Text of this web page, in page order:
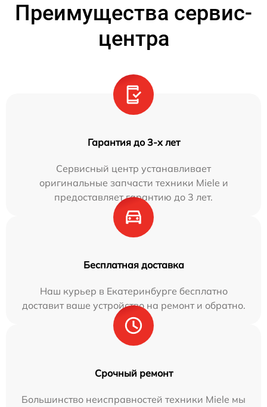
Преимущества сервис-
центра
Гарантия до 3-х лет
Сервисный центр устанавливает
оригинальные запчасти техники Miele и
предоставляет гарантию до 3 лет.
Бесплатная доставка
Наш курьер в Екатеринбурге бесплатно
доставит ваше устройство на ремонт и обратно.
Срочный ремонт
Большинство неисправностей техники Miele мы